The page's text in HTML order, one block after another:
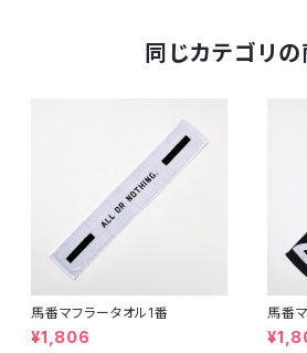
同じカテゴリ
馬番マフラータオル1番
¥1,806
馬番